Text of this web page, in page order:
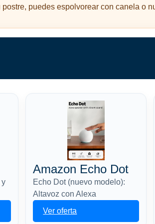
puedes espolvorear con canela o
y
Amazon Echo Dot
Echo Dot (nuevo modelo):
Altavoz con Alexa
Ver oferta